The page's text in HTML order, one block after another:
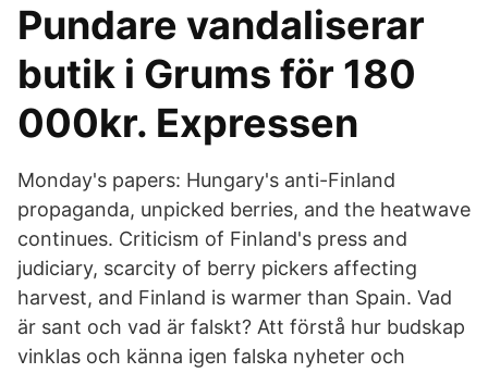
Pundare vandaliserar
butik i Grums för 180
000kr. Expressen
Monday's papers: Hungary's anti-Finland
propaganda, unpicked berries, and the heatwave
continues. Criticism of Finland's press and
judiciary, scarcity of berry pickers affecting
harvest, and Finland is warmer than Spain. Vad
är sant och vad är falskt? Att förstå hur budskap
vinklas och känna igen falska nyheter och